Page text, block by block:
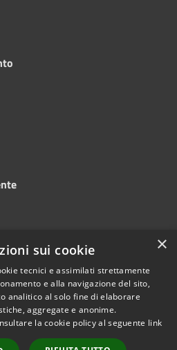
Meccanismo di feedback
Copyright © 2026 • Comune di
Bitonto • Powered by
×
sui cookie
tecnici e assimilati strettamente
e alla navigazione del sito,
analitico al solo fine di elaborare
aggregate e anonime.
la cookie policy al seguente link